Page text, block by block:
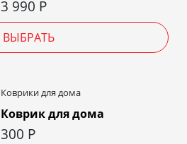
3 990 Р
ВЫБРАТЬ
Коврики для дома
Коврик для дома
300 Р